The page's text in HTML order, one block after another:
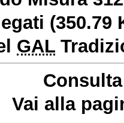
(350.79
GAL
Vai alla